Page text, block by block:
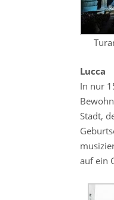
Lucca
In nur
Stadt,
auf ein